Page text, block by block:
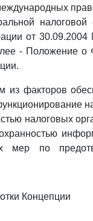
налоговой
от
- Положение
из факторов
налоговых
мер по
Концепции